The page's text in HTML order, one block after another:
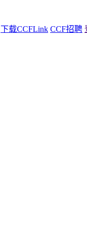
下载CCFLink CCF招聘